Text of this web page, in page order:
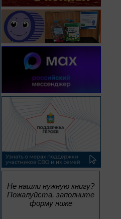
Не нашли нужную книгу?
Пожалуйста, заполните
форму ниже